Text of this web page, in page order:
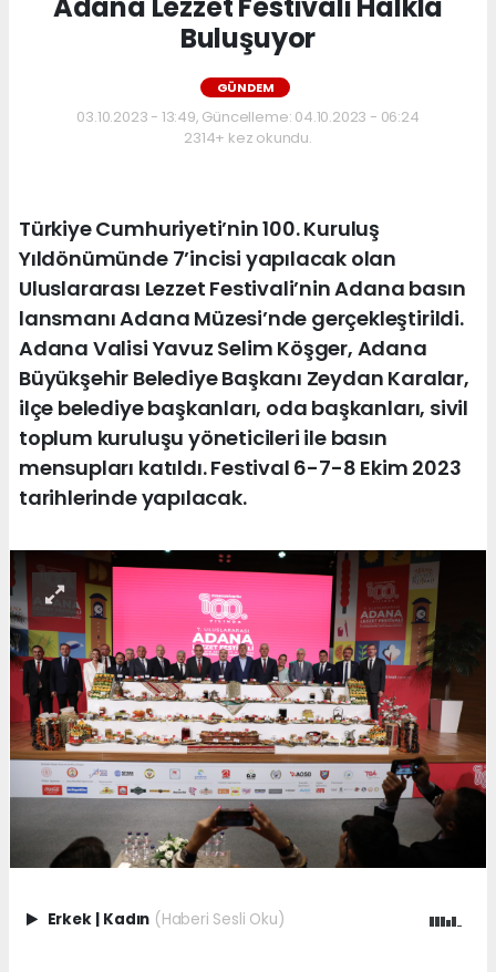
Buluşuyor
GÜNDEM
03.10.2023 - 13:49, Güncelleme: 04.10.2023 - 06:24
2314+ kez okundu.
Türkiye Cumhuriyeti’nin 100. Kuruluş
Yıldönümünde 7’incisi yapılacak olan
Uluslararası Lezzet Festivali’nin Adana basın
lansmanı Adana Müzesi’nde gerçekleştirildi.
Adana Valisi Yavuz Selim Köşger, Adana
Büyükşehir Belediye Başkanı Zeydan Karalar,
ilçe belediye başkanları, oda başkanları, sivil
toplum kuruluşu yöneticileri ile basın
mensupları katıldı. Festival 6-7-8 Ekim 2023
tarihlerinde yapılacak.
Erkek | Kadın (Haberi Sesli Oku)